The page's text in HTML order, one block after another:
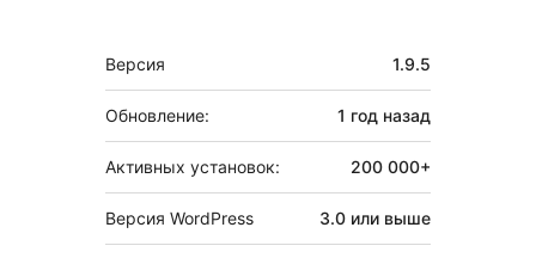
Мета
Версия 1.9.5
Обновление: 1 год назад
Активных установок: 200 000+
Версия WordPress 3.0 или выше